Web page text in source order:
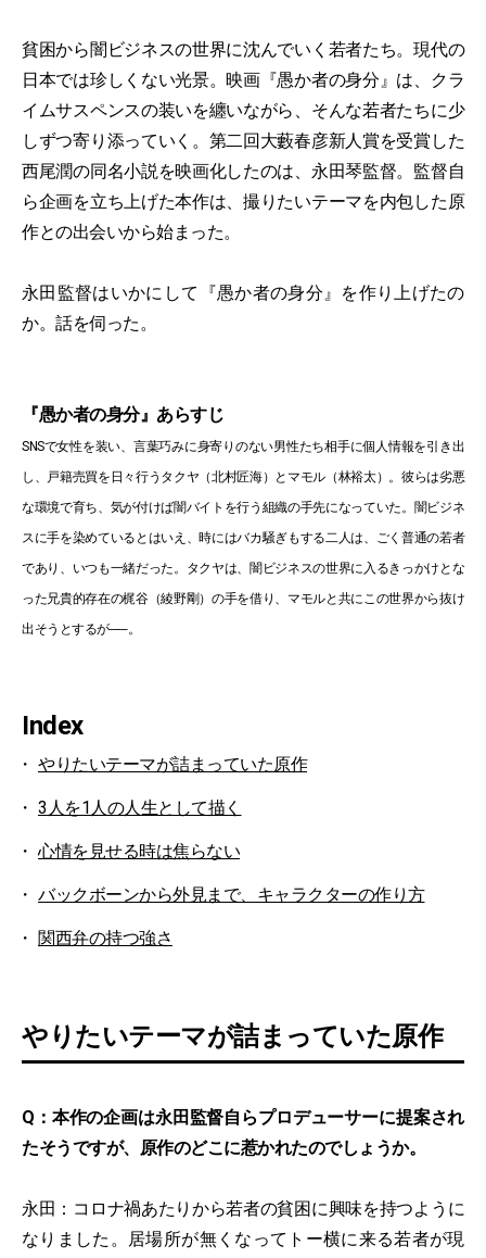
貧困から闇ビジネスの世界に沈んでいく若者たち。現代の
日本では珍しくない光景。映画『愚か者の身分』は、クラ
イムサスペンスの装いを纏いながら、そんな若者たちに少
しずつ寄り添っていく。第二回大藪春彦新人賞を受賞した
西尾潤の同名小説を映画化したのは、永田琴監督。監督自
ら企画を立ち上げた本作は、撮りたいテーマを内包した原
作との出会いから始まった。
永田監督はいかにして『愚か者の身分』を作り上げたの
か。話を伺った。
『愚か者の身分』あらすじ
SNSで女性を装い、言葉巧みに身寄りのない男性たち相手に個人情報を引き出
し、戸籍売買を日々行うタクヤ（北村匠海）とマモル（林裕太）。彼らは劣悪
な環境で育ち、気が付けば闇バイトを行う組織の手先になっていた。闇ビジネ
スに手を染めているとはいえ、時にはバカ騒ぎもする二人は、ごく普通の若者
であり、いつも一緒だった。タクヤは、闇ビジネスの世界に入るきっかけとな
った兄貴的存在の梶谷（綾野剛）の手を借り、マモルと共にこの世界から抜け
出そうとするが──。
Index
やりたいテーマが詰まっていた原作
3人を1人の人生として描く
心情を見せる時は焦らない
バックボーンから外見まで、キャラクターの作り方
関西弁の持つ強さ
やりたいテーマが詰まっていた原作
Q：本作の企画は永田監督自らプロデューサーに提案され
たそうですが、原作のどこに惹かれたのでしょうか。
永田：コロナ禍あたりから若者の貧困に興味を持つように
なりました。居場所が無くなってトー横に来る若者が現